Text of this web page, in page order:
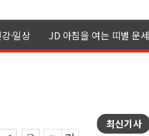
·일상 JD 아침을 여는 띠별 운세
최신기사